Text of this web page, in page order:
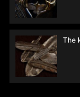
The